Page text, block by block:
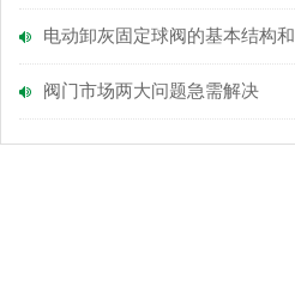
阀门市场两大问题急需解决